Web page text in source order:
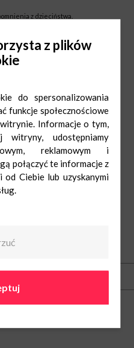
z dzieciństwa.
z plików
do spersonalizowania
funkcje społecznościowe
Informacje o tym,
udostępniamy
reklamowym i
połączyć te informacje z
od Ciebie lub uzyskanymi